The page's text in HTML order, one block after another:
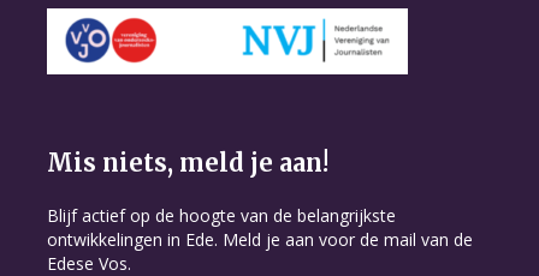
Mis niets, meld je aan!
Blijf actief op de hoogte van de belangrijkste
ontwikkelingen in Ede. Meld je aan voor de mail van de
Edese Vos.